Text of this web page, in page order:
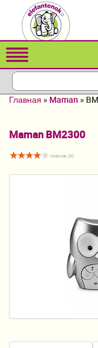
Спасибо, что
Распродажа!
Детские коляски
Кровати для детей
Конверты, муфты
Мебель и
Постельные
Главная » Maman »
Maman BM2300
голосов: (1)